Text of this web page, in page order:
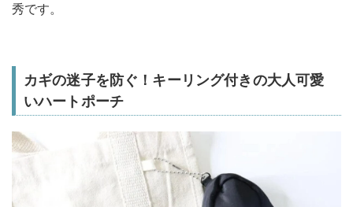
秀です。
カギの迷子を防ぐ！キーリング付きの大人可愛
いハートポーチ